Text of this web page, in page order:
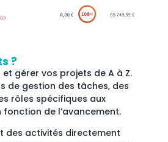
?
gérer vos projets de A à Z.
de gestion des tâches, des
rôles spécifiques aux
de l’avancement.
des activités directement